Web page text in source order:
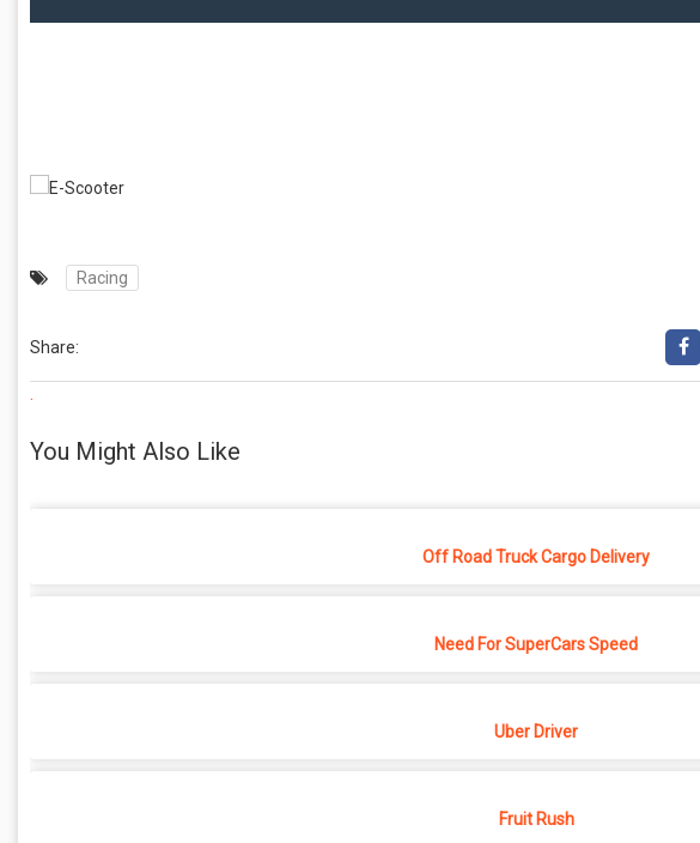
Racing
Share:
.
You Might Also Like
Off Road Truck Cargo Delivery
Need For SuperCars Speed
Uber Driver
Fruit Rush